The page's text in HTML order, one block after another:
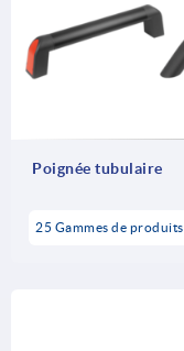
Poignée tubulaire
25 Gammes de produits